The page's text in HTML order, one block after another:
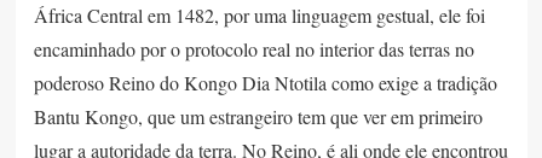
África Central em 1482, por uma linguagem gestual, ele foi
encaminhado por o protocolo real no interior das terras no
poderoso Reino do Kongo Dia Ntotila como exige a tradição
Bantu Kongo, que um estrangeiro tem que ver em primeiro
lugar a autoridade da terra. No Reino, é ali onde ele encontrou